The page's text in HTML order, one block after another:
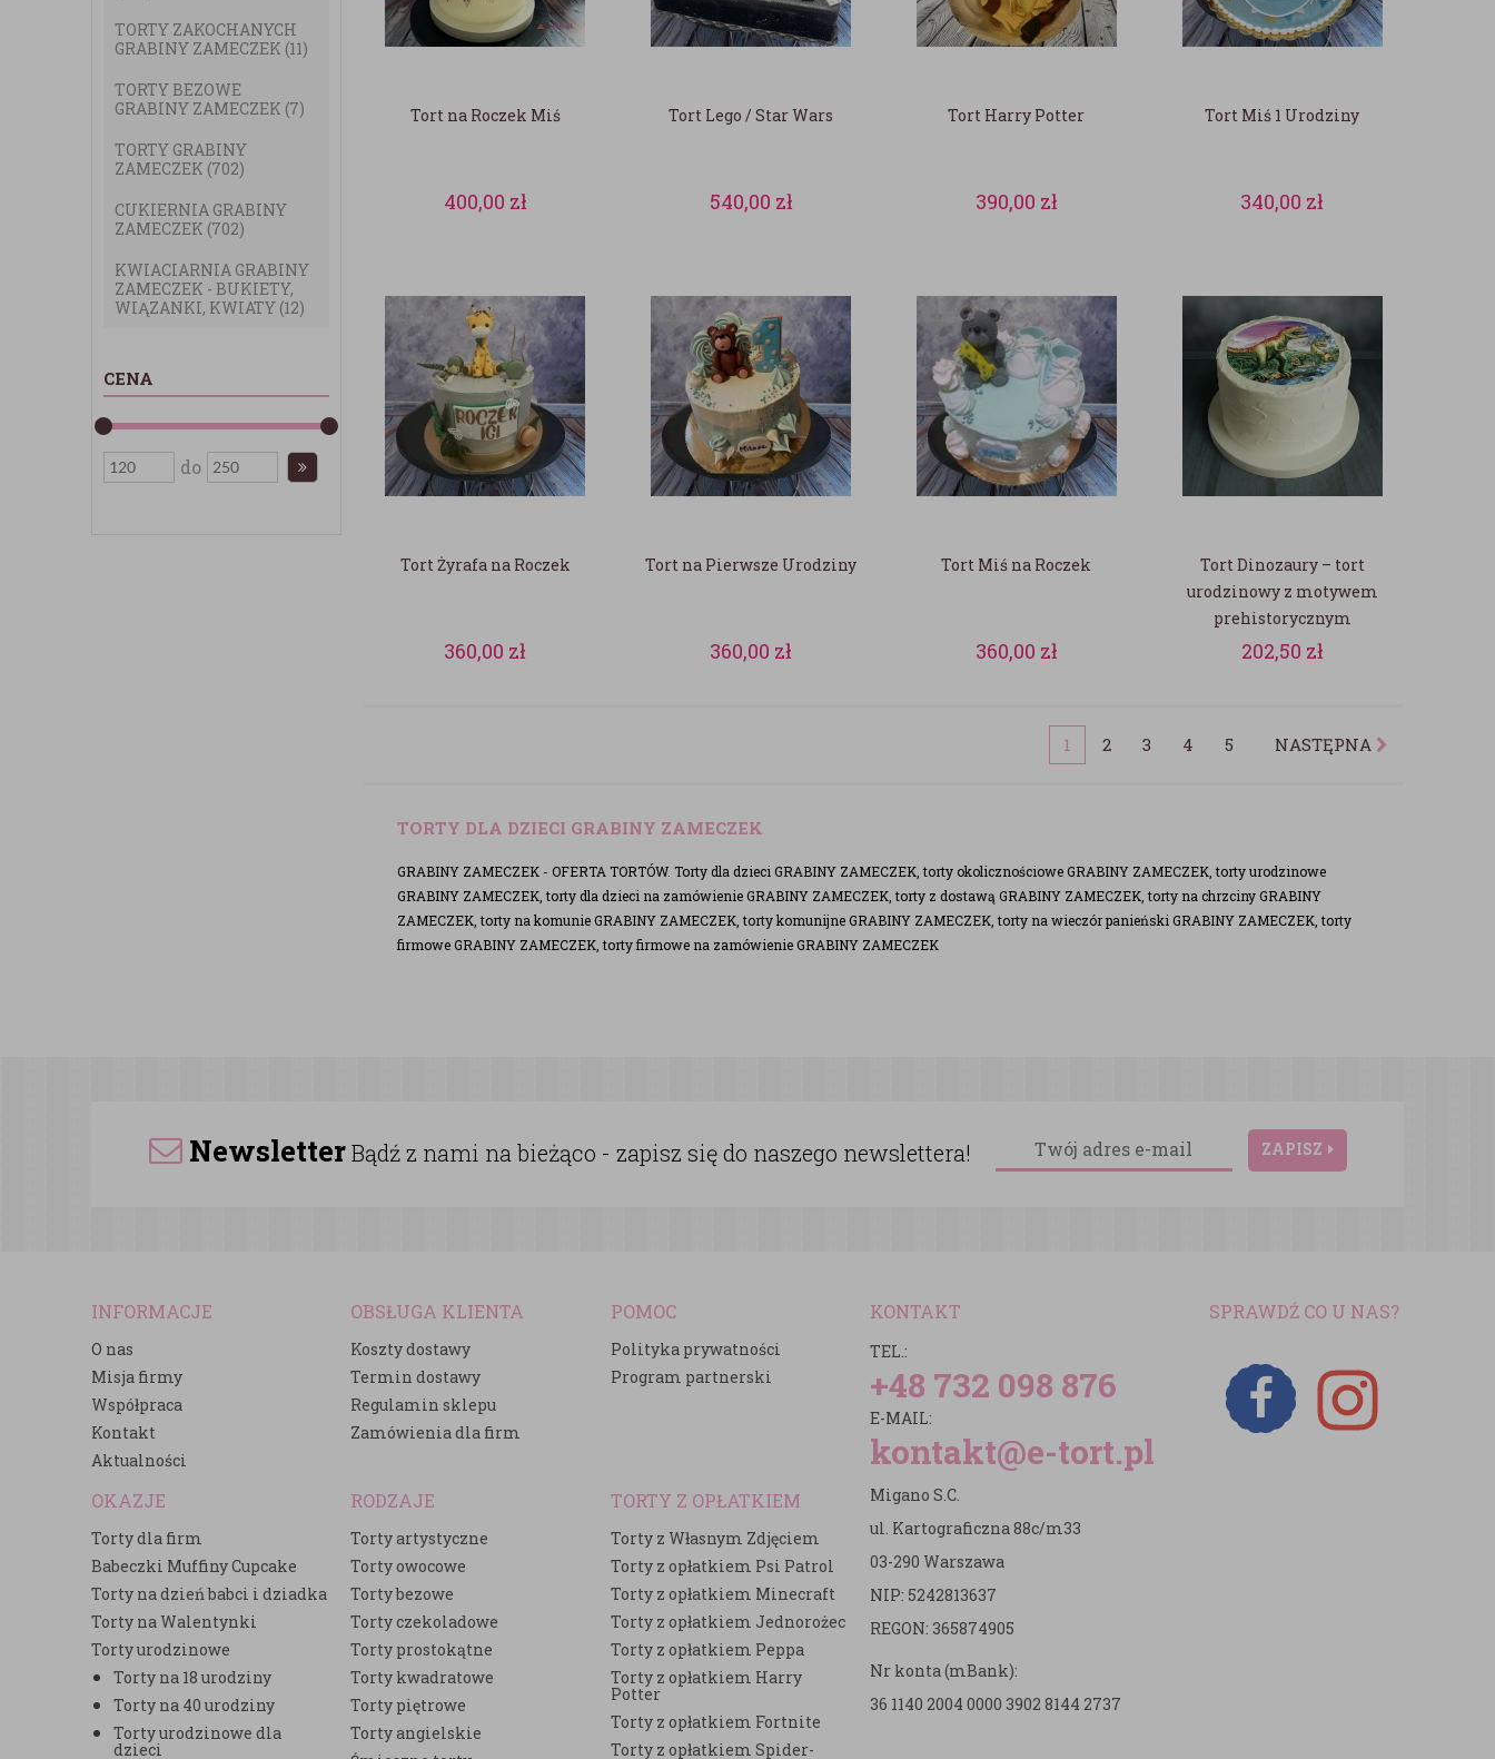
TORTY ZAKOCHANYCH
GRABINY ZAMECZEK (11)
TORTY BEZOWE
GRABINY ZAMECZEK (7)
TORTY GRABINY
ZAMECZEK (702)
CUKIERNIA GRABINY
ZAMECZEK (702)
KWIACIARNIA GRABINY
ZAMECZEK - BUKIETY,
WIĄZANKI, KWIATY (12)
CENA
do
Tort na Roczek Miś
400,00 zł
Tort Lego / Star Wars
540,00 zł
Tort Harry Potter
390,00 zł
Tort Miś 1 Urodziny
340,00 zł
Tort Żyrafa na Roczek
360,00 zł
Tort na Pierwsze Urodziny
360,00 zł
Tort Miś na Roczek
360,00 zł
Tort Dinozaury – tort
urodzinowy z motywem
prehistorycznym
202,50 zł
1 2 3 4 5 NASTĘPNA
TORTY DLA DZIECI GRABINY ZAMECZEK
GRABINY ZAMECZEK - OFERTA TORTÓW. Torty dla dzieci GRABINY ZAMECZEK, torty okolicznościowe GRABINY ZAMECZEK, torty urodzinowe
GRABINY ZAMECZEK, torty dla dzieci na zamówienie GRABINY ZAMECZEK, torty z dostawą GRABINY ZAMECZEK, torty na chrzciny GRABINY
ZAMECZEK, torty na komunie GRABINY ZAMECZEK, torty komunijne GRABINY ZAMECZEK, torty na wieczór panieński GRABINY ZAMECZEK, torty
firmowe GRABINY ZAMECZEK, torty firmowe na zamówienie GRABINY ZAMECZEK
NewsletterBądź z nami na bieżąco - zapisz się do naszego newslettera! ZAPISZ
INFORMACJE
O nas
Misja firmy
Współpraca
Kontakt
Aktualności
OBSŁUGA KLIENTA
Koszty dostawy
Termin dostawy
Regulamin sklepu
Zamówienia dla firm
POMOC
Polityka prywatności
Program partnerski
OKAZJE
Torty dla firm
Babeczki Muffiny Cupcake
Torty na dzień babci i dziadka
Torty na Walentynki
Torty urodzinowe
Torty na 18 urodziny
Torty na 40 urodziny
Torty urodzinowe dla
dzieci
RODZAJE
Torty artystyczne
Torty owocowe
Torty bezowe
Torty czekoladowe
Torty prostokątne
Torty kwadratowe
Torty piętrowe
Torty angielskie
TORTY Z OPŁATKIEM
Torty z Własnym Zdjęciem
Torty z opłatkiem Psi Patrol
Torty z opłatkiem Minecraft
Torty z opłatkiem Jednorożec
Torty z opłatkiem Peppa
Torty z opłatkiem Harry
Potter
Torty z opłatkiem Fortnite
Torty z opłatkiem Spider-
KONTAKT
TEL.:
+48 732 098 876
E-MAIL:
kontakt@e-tort.pl
Migano S.C.
ul. Kartograficzna 88c/m33
03-290 Warszawa
NIP: 5242813637
REGON: 365874905
Nr konta (mBank):
36 1140 2004 0000 3902 8144 2737
SPRAWDŹ CO U NAS?